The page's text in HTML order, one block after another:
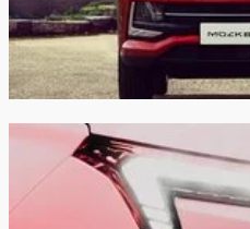
Разъемы (2 шт.) USB
для подключения
Розетка 12В для
Зарядное устройство
Зарядное
розетки 220В